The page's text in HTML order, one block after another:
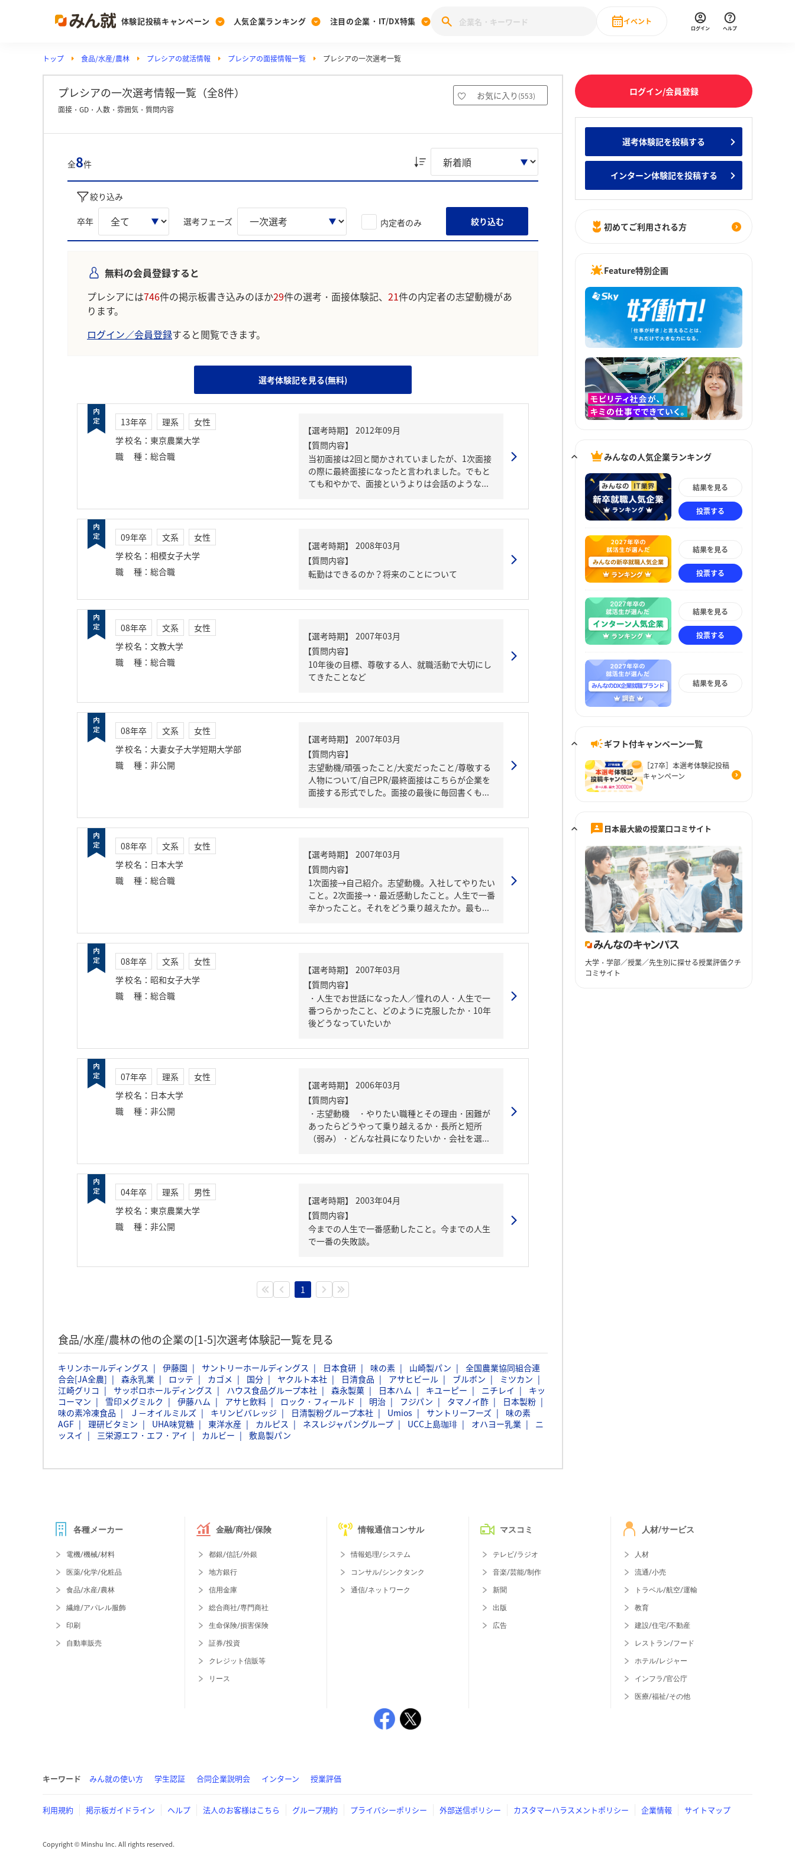
体験記投稿キャンペーン
Post
投稿する
[27卒] 本選考体験記投稿キャンペーン
人気企業ランキング
Ranking
ランキングを見る
Vote みんなの新卒就職人気企業ランキング みんなのインターン人気企業ランキ
注目の企業・IT/DX特集
PickUp
注目の企業特集
28卒 IT・DX現場社員インタビュー
イベント
直近のイベント一覧
ログイン ヘルプ
トップ 食品/水産/農林 プレシアの就活情報 プレシアの面接情報一覧 プレシアの一次選考一覧
プレシアの一次選考情報一覧（全8件） お気に入り (553)
面接・GD・人数・雰囲気・質問内容
全8件
絞り込み
卒年 選考フェーズ 内定者のみ 絞り込む
無料の会員登録すると
プレシアには746件の掲示板書き込みのほか29件の選考・面接体験記、 21件の内定者の志望動機があ
ります。
ログイン／会員登録すると閲覧できます。
選考体験記を見る(無料)
13年卒 理系
女性
学校名 ： 東京農業大学
職種 ： 総合職
【質問内容】
当初面接は2回と聞かされていましたが、1次面接
の際に最終面接になったと言われました。でもと
ても和やかで、面接というよりは会話のような...
09年卒 文系
女性
学校名 ： 相模女子大学
職種 ： 総合職
【質問内容】
転勤はできるのか？将来のことについて
08年卒 文系
女性
学校名 ： 文教大学
職種 ： 総合職
【質問内容】
10年後の目標、尊敬する人、就職活動で大切にし
てきたことなど
08年卒 文系
女性
学校名 ： 大妻女子大学短期大学部
職種 ： 非公開
【質問内容】
志望動機/頑張ったこと/大変だったこと/尊敬する
人物について/自己PR/最終面接はこちらが企業を
面接する形式でした。面接の最後に毎回書くも...
08年卒 文系
女性
学校名 ： 日本大学
職種 ： 総合職
【質問内容】
1次面接→自己紹介。志望動機。入社してやりたい
こと。2次面接→・最近感動したこと。人生で一番
辛かったこと。それをどう乗り越えたか。最も...
08年卒 文系
女性
学校名 ： 昭和女子大学
職種 ： 総合職
【質問内容】
・人生でお世話になった人／憧れの人・人生で一
番つらかったこと、どのように克服したか・10年
後どうなっていたいか
07年卒 理系
女性
学校名 ： 日本大学
職種 ： 非公開
【質問内容】
・志望動機 ・やりたい職種とその理由・困難が
あったらどうやって乗り越えるか・長所と短所
（弱み）・どんな社員になりたいか・会社を選...
04年卒 理系
男性
学校名 ： 東京農業大学
職種 ： 非公開
【質問内容】
今までの人生で一番感動したこと。今までの人生
で一番の失敗談。
1
食品/水産/農林の他の企業の[1-5]次選考体験記一覧を見る
キリンホールディングス 伊藤園 サントリーホールディングス 日本食研 味の素 山崎製パン
全国農業協同組合連
合会[JA全農]
森永乳業 ロッテ カゴメ 国分 ヤクルト本社 日清食品 アサヒビール ブルボン
ミツカン
江崎グリコ
サッポロホールディングス ハウス食品グループ本社 森永製菓 日本ハム キユーピー ニチレイ
キッ
コーマン
雪印メグミルク 伊藤ハム アサヒ飲料 ロック・フィールド 明治 フジパン タマノイ酢
日本製粉
味の素冷凍食品
Ｊ－オイルミルズ キリンビバレッジ 日清製粉グループ本社 Umios サントリーフーズ
味の素
AGF
理研ビタミン UHA味覚糖 東洋水産 カルピス ネスレジャパングループ UCC上島珈琲 オハヨー乳業
ニ
ッスイ
三栄源エフ・エフ・アイ カルビー 敷島製パン
ログイン/会員登録
選考体験記を投稿する
インターン体験記を投稿する
初めてご利用される方
Feature特別企画
みんなの人気企業ランキング
結果を見る
投票する
結果を見る
投票する
結果を見る
投票する
結果を見る
ギフト付キャンペーン一覧
［27卒］本選考体験記投稿
キャンペーン
日本最大級の授業口コミサイト
大学・学部／授業／先生別に探せる授業評価クチ
コミサイト
各種メーカー
電機/機械/材料
医薬/化学/化粧品
食品/水産/農林
繊維/アパレル服飾
印刷
自動車販売
金融/商社/保険
都銀/信託/外銀
地方銀行
信用金庫
総合商社/専門商社
生命保険/損害保険
証券/投資
クレジット信販等
リース
情報通信コンサル
情報処理/システム
コンサル/シンクタンク
通信/ネットワーク
マスコミ
テレビ/ラジオ
音楽/芸能/制作
新聞
出版
広告
人材/サービス
人材
流通/小売
トラベル/航空/運輸
教育
建設/住宅/不動産
レストラン/フード
ホテル/レジャー
インフラ/官公庁
医療/福祉/その他
キーワード みん就の使い方 学生認証 合同企業説明会 インターン 授業評価
利用規約 掲示板ガイドライン ヘルプ 法人のお客様はこちら グループ規約 プライバシーポリシー 外部送信ポリシー カスタマーハラスメントポリシー 企業情報 サイトマップ
Copyright © Minshu Inc. All rights reserved.